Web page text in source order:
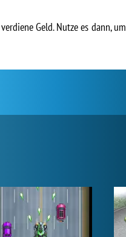
Geld. Nutze es dann, um